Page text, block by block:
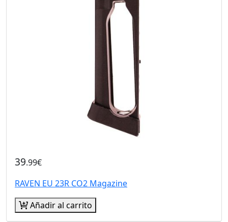
39.99€
RAVEN EU 23R CO2 Magazine
Añadir al carrito